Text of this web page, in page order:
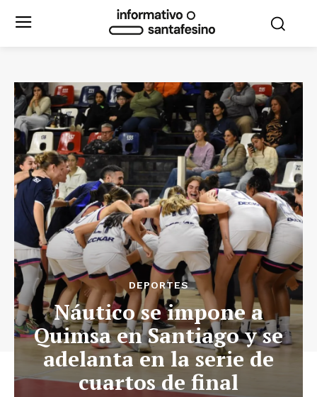
DEPORTES
Náutico se impone a
Quimsa en Santiago y se
adelanta en la serie de
cuartos de final